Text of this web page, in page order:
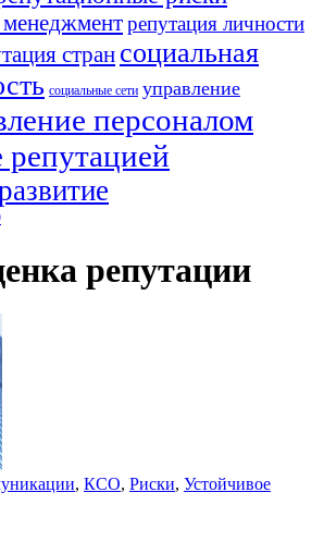
репутация личности
стран социальная
социальные сети управление
персоналом
репутацией
репутации
, КСО, Риски, Устойчивое